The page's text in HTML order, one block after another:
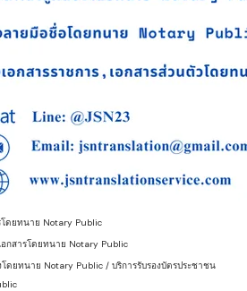
โดยทนาย Notary Public
อกสารโดยทนาย Notary Public
โดยทนาย Notary Public / บริการรับรองบัตรประชาชน